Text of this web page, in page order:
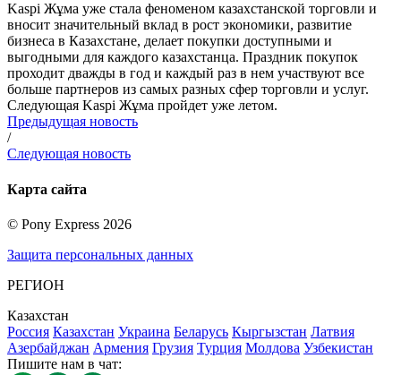
Kaspi Жұма уже стала феноменом казахстанской торговли и
вносит значительный вклад в рост экономики, развитие
бизнеса в Казахстане, делает покупки доступными и
выгодными для каждого казахстанца. Праздник покупок
проходит дважды в год и каждый раз в нем участвуют все
больше партнеров из самых разных сфер торговли и услуг.
Следующая Kaspi Жұма пройдет уже летом.
Предыдущая новость
/
Следующая новость
Карта сайта
© Pony Express 2026
Защита персональных данных
РЕГИОН
Казахстан
Россия Казахстан Украина Беларусь Кыргызстан Латвия
Азербайджан Армения Грузия Турция Молдова Узбекистан
Пишите нам в чат: